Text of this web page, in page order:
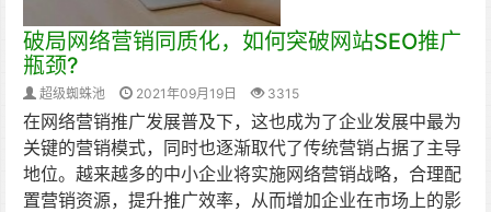
破局网络营销同质化，如何突破网站SEO推广
瓶颈?
超级蜘蛛池 2021年09月19日 3315
在网络营销推广发展普及下，这也成为了企业发展中最为
关键的营销模式，同时也逐渐取代了传统营销占据了主导
地位。越来越多的中小企业将实施网络营销战略，合理配
置营销资源，提升推广效率，从而增加企业在市场上的影